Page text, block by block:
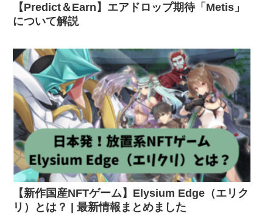
【Predict＆Earn】エアドロップ期待「Metis」
について解説
【新作国産NFTゲーム】Elysium Edge（エリク
リ）とは？ | 最新情報まとめました